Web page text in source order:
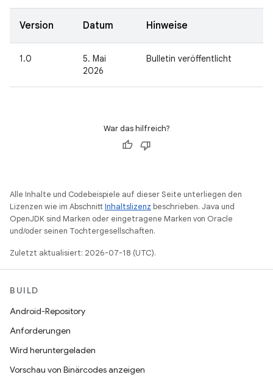
Version Datum Hinweise
1.0
5. Mai
2026
Bulletin veröffentlicht
War das hilfreich?
Alle Inhalte und Codebeispiele auf dieser Seite unterliegen den
Lizenzen wie im AbschnittInhaltslizenz beschrieben. Java und
OpenJDK sind Marken oder eingetragene Marken von Oracle
und/oder seinen Tochtergesellschaften.
Zuletzt aktualisiert: 2026-07-18 (UTC).
BUILD
Android-Repository
Anforderungen
Wird heruntergeladen
Vorschau von Binärcodes anzeigen